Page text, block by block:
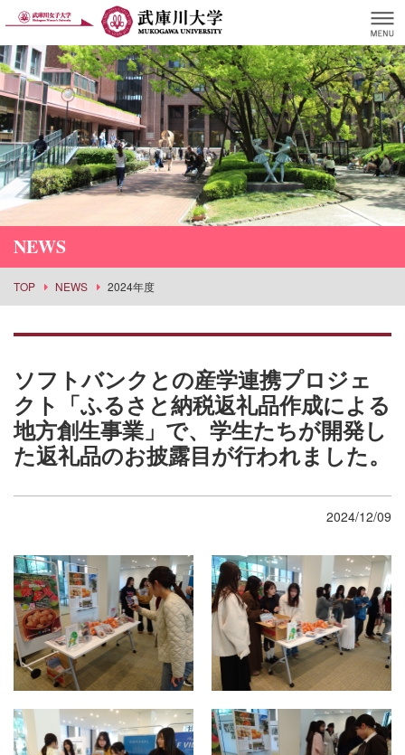
NEWS
TOP NEWS 2024年度
ソフトバンクとの産学連携プロジェ
クト「ふるさと納税返礼品作成による
地方創生事業」で、学生たちが開発し
た返礼品のお披露目が行われました。
2024/12/09